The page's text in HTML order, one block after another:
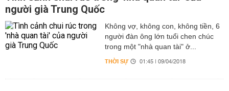
người già Trung Quốc
Không vợ, không con, không tiền, 6
người đàn ông lớn tuổi chen chúc
trong một "nhà quan tài" ở...
THỜI SỰ 01:45 | 09/04/2018